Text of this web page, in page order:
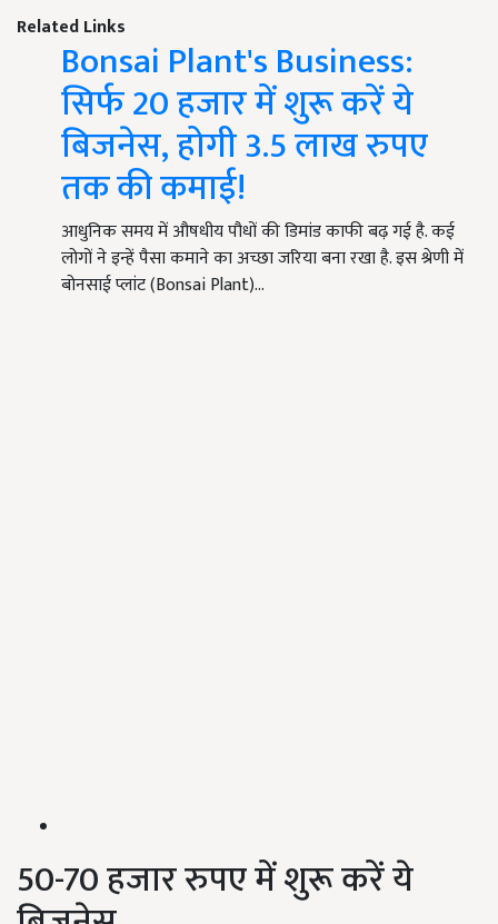
Related Links
Bonsai Plant's Business:
सिर्फ 20 हजार में शुरू करें ये
बिजनेस, होगी 3.5 लाख रुपए
तक की कमाई!
आधुनिक समय में औषधीय पौधों की डिमांड काफी बढ़ गई है. कई
लोगों ने इन्हें पैसा कमाने का अच्छा जरिया बना रखा है. इस श्रेणी में
बोनसाई प्लांट (Bonsai Plant)…
50-70 हजार रुपए में शुरू करें ये